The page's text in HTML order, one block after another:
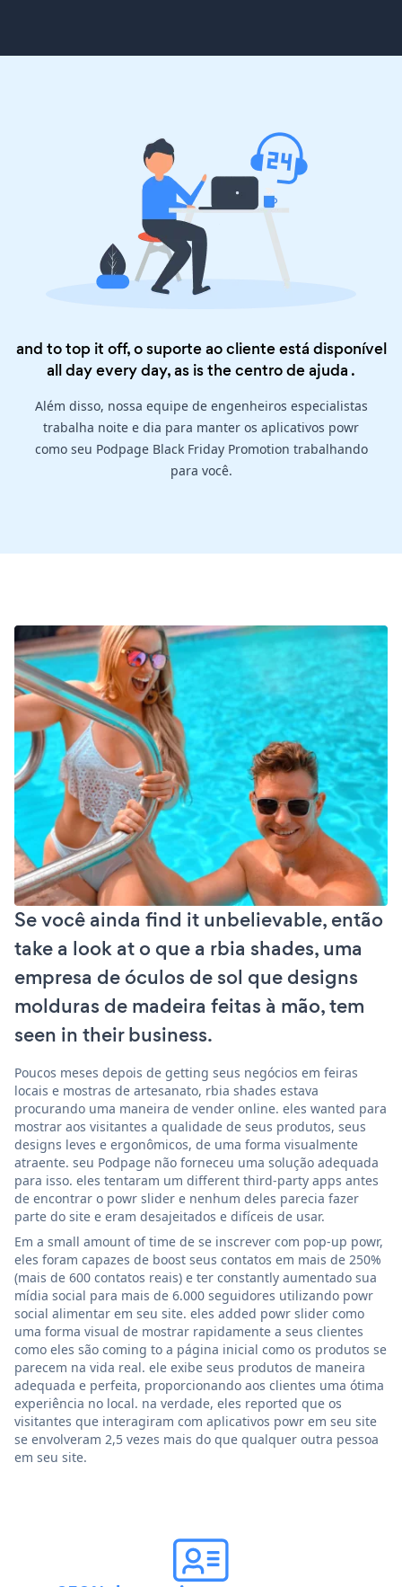
and to top it off, o suporte ao cliente está disponível
all day every day, as is thecentro de ajuda .
Além disso, nossa equipe de engenheiros especialistas
trabalha noite e dia para manter os aplicativos powr
como seu Podpage Black Friday Promotion trabalhando
para você.
Se você ainda find it unbelievable, então
take a look at o que a rbia shades, uma
empresa de óculos de sol que designs
molduras de madeira feitas à mão, tem
seen in their business.
Poucos meses depois de getting seus negócios em feiras
locais e mostras de artesanato, rbia shades estava
procurando uma maneira de vender online. eles wanted para
mostrar aos visitantes a qualidade de seus produtos, seus
designs leves e ergonômicos, de uma forma visualmente
atraente. seu Podpage não forneceu uma solução adequada
para isso. eles tentaram um different third-party apps antes
de encontrar o powr slider e nenhum deles parecia fazer
parte do site e eram desajeitados e difíceis de usar.
Em a small amount of time de se inscrever com pop-up powr,
eles foram capazes de boost seus contatos em mais de 250%
(mais de 600 contatos reais) e ter constantly aumentado sua
mídia social para mais de 6.000 seguidores utilizando powr
social alimentar em seu site. eles added powr slider como
uma forma visual de mostrar rapidamente a seus clientes
como eles são coming to a página inicial como os produtos se
parecem na vida real. ele exibe seus produtos de maneira
adequada e perfeita, proporcionando aos clientes uma ótima
experiência no local. na verdade, eles reported que os
visitantes que interagiram com aplicativos powr em seu site
se envolveram 2,5 vezes mais do que qualquer outra pessoa
em seu site.